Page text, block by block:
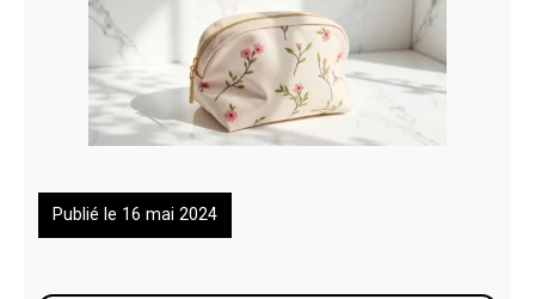
Publié le 16 mai 2024